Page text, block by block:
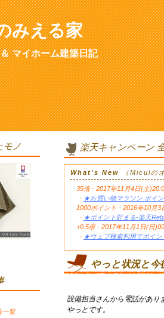
みえる家
マイホーム建築日記
楽天キャンペーン
What's New （Miculの
35倍 - 2017年11月4日(土
・ ★お買い物マラソン ポイ
1000ポイント - 2016年10月
・ ★ポイント貯まる-楽天
+0.5倍 - 2017年11月1日(日
・ ★ウェブ検索利用でポイン
やっと状況と今
設備担当さんから電話があり
やっとです。
モノ
一覧